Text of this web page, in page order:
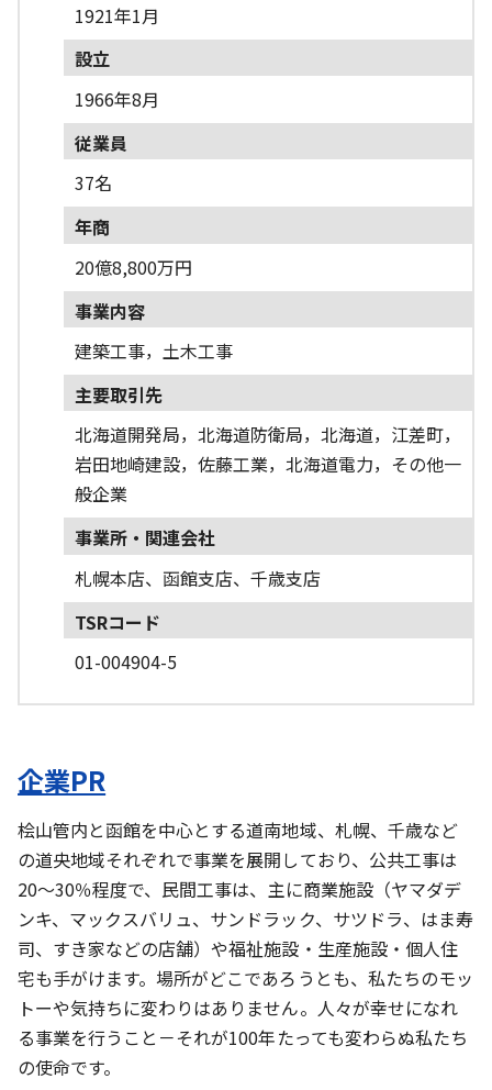
1921年1月
設立
1966年8月
従業員
37名
年商
20億8,800万円
事業内容
建築工事，土木工事
主要取引先
北海道開発局，北海道防衛局，北海道，江差町，
岩田地崎建設，佐藤工業，北海道電力，その他一
般企業
事業所・関連会社
札幌本店、函館支店、千歳支店
TSRコード
01-004904-5
企業PR
桧山管内と函館を中心とする道南地域、札幌、千歳など
の道央地域それぞれで事業を展開しており、公共工事は
20～30％程度で、民間工事は、主に商業施設（ヤマダデ
ンキ、マックスバリュ、サンドラック、サツドラ、はま寿
司、すき家などの店舗）や福祉施設・生産施設・個人住
宅も手がけます。場所がどこであろうとも、私たちのモッ
トーや気持ちに変わりはありません。人々が幸せになれ
る事業を行うこと－それが100年たっても変わらぬ私たち
の使命です。